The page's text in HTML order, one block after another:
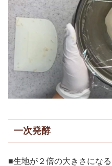
一次発酵
■生地が２倍の大きさになる